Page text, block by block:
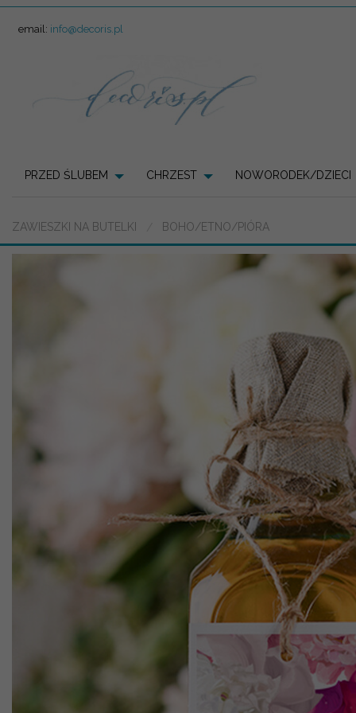
email: info@decoris.pl
PRZED ŚLUBEM CHRZEST NOWORODEK/DZIECI
ZAWIESZKI NA BUTELKI BOHO/ETNO/PIÓRA